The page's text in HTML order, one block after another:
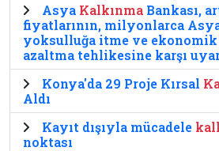
Asya Kalkınma Bankası,
fiyatlarının, milyonlarca
yoksulluğa itme ve
azaltma tehlikesine karşı
Konya'da 29 Proje Kırsal
Aldı
Kayıt dışıyla mücadele
noktası